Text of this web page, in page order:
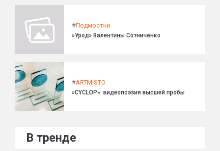
#Подмостки
»Урод» Валентины Сотниченко
#ARTMISTO
»CYCLOP»: видеопоэзия высшей пробы
В тренде